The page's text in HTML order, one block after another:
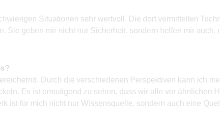
Situationen sehr wertvoll. Die dort vermittelten
Sie geben mir nicht nur Sicherheit, sondern helfen mir auch,
Durch die verschiedenen Perspektiven kann ich
Es ist ermutigend zu sehen, dass wir alle vor ähnlichen
ist für mich nicht nur Wissensquelle, sondern auch eine